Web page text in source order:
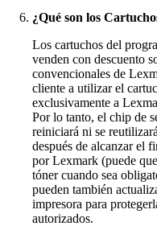
¿Qué son los
Los cartuchos del
venden con descuento
convencionales de
cliente a utilizar el
exclusivamente a
Por lo tanto, el chip de
reiniciará ni se
después de alcanzar el
por Lexmark (puede
tóner cuando sea
pueden también
impresora para
autorizados.